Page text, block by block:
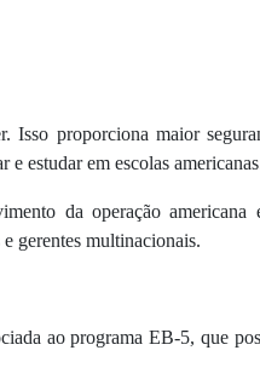
Isso proporciona maior
estudar em escolas
da operação americana
gerentes multinacionais.
ao programa EB-5, que